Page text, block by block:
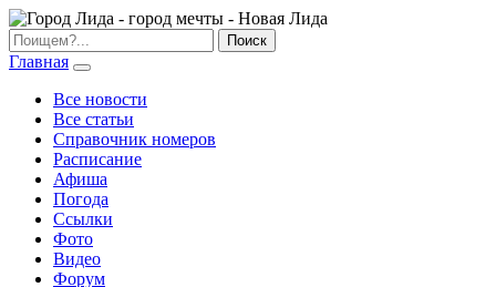
Главная
Все новости
Все статьи
Справочник номеров
Расписание
Афиша
Погода
Ссылки
Фото
Видео
Форум